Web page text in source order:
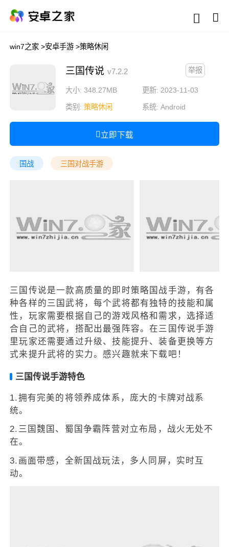
win7之家 >安卓手游 >策略休闲
三国传说 v7.2.2 举报
大小: 348.27MB 更新: 2023-11-03
类别: 策略休闲 系统:Android
立即下载
国战 三国对战手游
三国传说是一款高质量的即时策略国战手游，有各
种各样的三国武将，每个武将都有独特的技能和属
性，玩家需要根据自己的游戏风格和需求，选择适
合自己的武将，搭配出最强阵容。在三国传说手游
里玩家还需要通过升级、技能提升、装备更换等方
式来提升武将的实力。感兴趣就来下载吧！
三国传说手游特色
1.拥有完美的将领养成体系，庞大的卡牌对战系
统。
2.三国魏国、蜀国争霸阵营对立布局，战火无处不
在。
3.画面带感，全新国战玩法，多人同屏，实时互
动。